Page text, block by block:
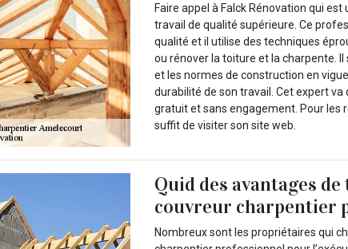
Faire appel à Falck Rénovation qui
travail de qualité supérieure. Ce
qualité et il utilise des techniques
ou rénover la toiture et la charpente.
et les normes de construction en
durabilité de son travail. Cet expert
gratuit et sans engagement. Pour les
suffit de visiter son site web.
Quid des avantages
couvreur charpentier
Nombreux sont les propriétaires qui